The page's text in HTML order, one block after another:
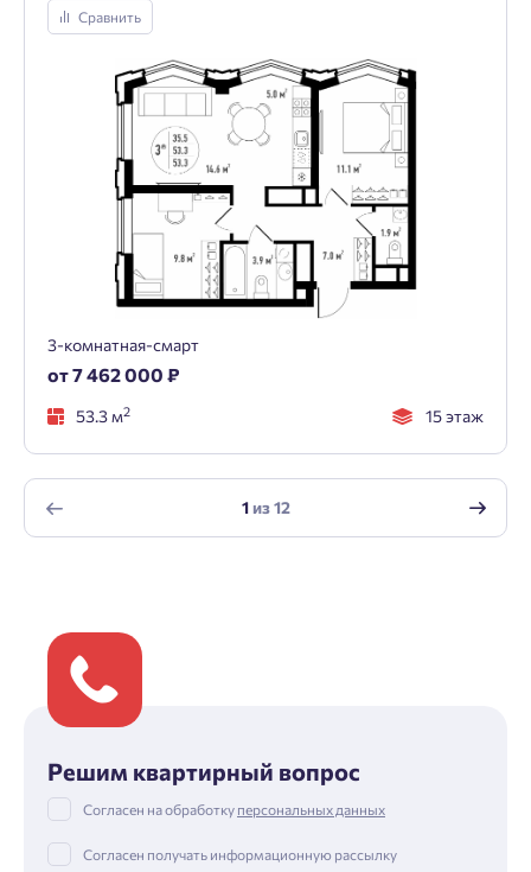
Сравнить
3-комнатная-смарт
от 7 462 000 ₽
53.3 м2 15 этаж
1из12
Решим квартирный вопрос
Согласен на обработку персональных данных
Согласен получать информационную рассылку